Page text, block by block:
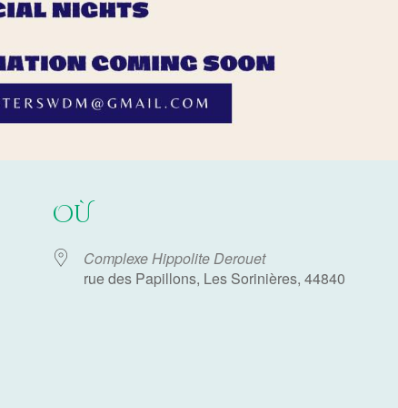
OÙ
Complexe Hippolite Derouet
rue des Papillons, Les Sorinières, 44840